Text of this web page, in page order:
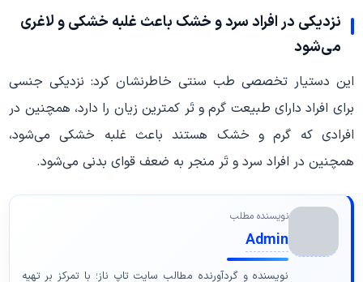
نزدیکی در افراد سرد و خشک باعث غلبه خشکی و لاغری
می‌شود
این دستیار تخصصی طب سنتی خاطرنشان کرد: نزدیکی جنسی
برای افراد دارای طبیعت گرم و تَر کمترین زیان را دارد، همچنین در
افرادی که گرم و خشک هستند باعث غلبه خشکی می‌شود،
همچنین در افراد سرد و تَر منجر به ضعف قوای بدنی می‌شود.
نویسنده مطلب
Admin
نویسنده و گردآورنده مطالب سایت تاپ ناز؛ با تمرکز بر تهیه